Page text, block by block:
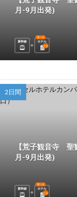
月-9月出発)
新幹線 ホテル
選べる
1 泊
2日間
【荒子観音寺 聖
月-9月出発)
新幹線 ホテル
選べる
1 泊